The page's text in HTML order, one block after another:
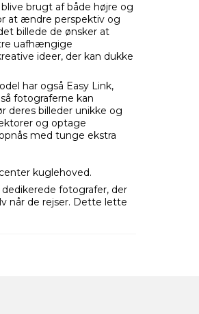
brugt af både højre og
at ændre perspektiv og
billede de ønsker at
uafhængige
ideer, der kan dukke
har også Easy Link,
fotograferne kan
deres billeder unikke og
og optage
med tunge ekstra
kuglehoved.
fotografer, der
når de rejser. Dette lette